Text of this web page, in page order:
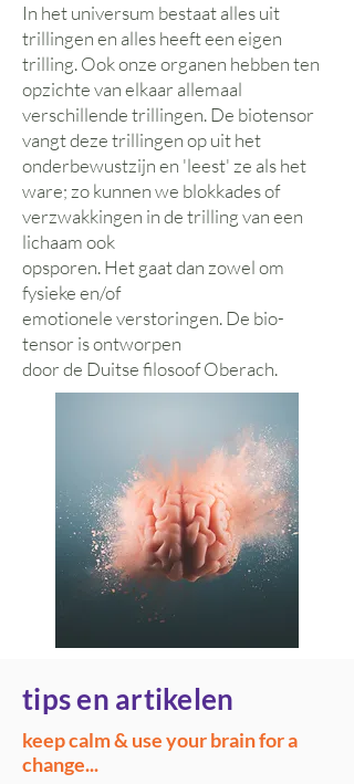
In het universum bestaat alles uit
trillingen en alles heeft een eigen
trilling. Ook onze organen hebben ten
opzichte van elkaar allemaal
verschillende trillingen. De biotensor
vangt deze trillingen op uit het
onderbewustzijn en 'leest' ze als het
ware; zo kunnen we blokkades of
verzwakkingen in de trilling van een
lichaam ook
opsporen. Het gaat dan zowel om
fysieke en/of
emotionele verstoringen. De bio-
tensor is ontworpen
door de Duitse filosoof Oberach.
tips en artikelen
keep calm & use your brain for a
change...